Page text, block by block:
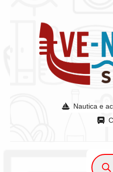
alla
navigazione
contenuto
Nautica e
Ricerca
prodotti